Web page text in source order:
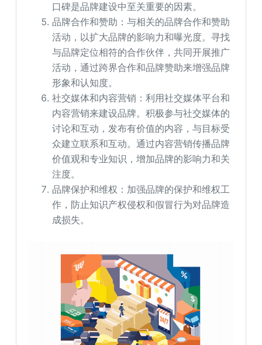
口碑是品牌建设中至关重要的因素。
品牌合作和赞助：与相关的品牌合作和赞助
活动，以扩大品牌的影响力和曝光度。寻找
与品牌定位相符的合作伙伴，共同开展推广
活动，通过跨界合作和品牌赞助来增强品牌
形象和认知度。
社交媒体和内容营销：利用社交媒体平台和
内容营销来建设品牌。积极参与社交媒体的
讨论和互动，发布有价值的内容，与目标受
众建立联系和互动。通过内容营销传播品牌
价值观和专业知识，增加品牌的影响力和关
注度。
品牌保护和维权：加强品牌的保护和维权工
作，防止知识产权侵权和假冒行为对品牌造
成损失。